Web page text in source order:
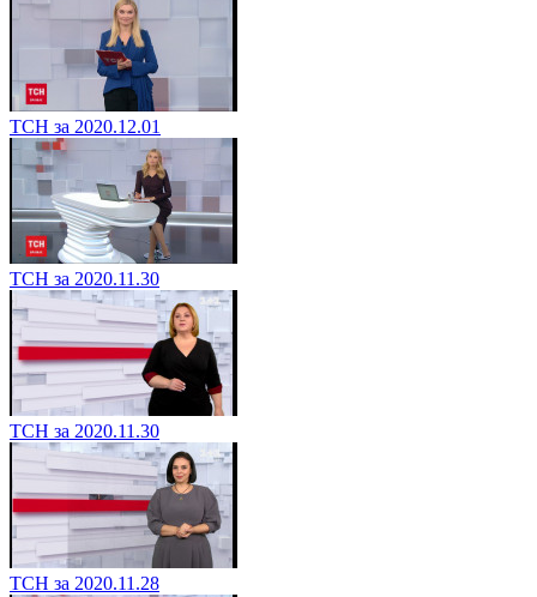
ТСН за 2020.12.01
ТСН за 2020.11.30
ТСН за 2020.11.30
ТСН за 2020.11.28